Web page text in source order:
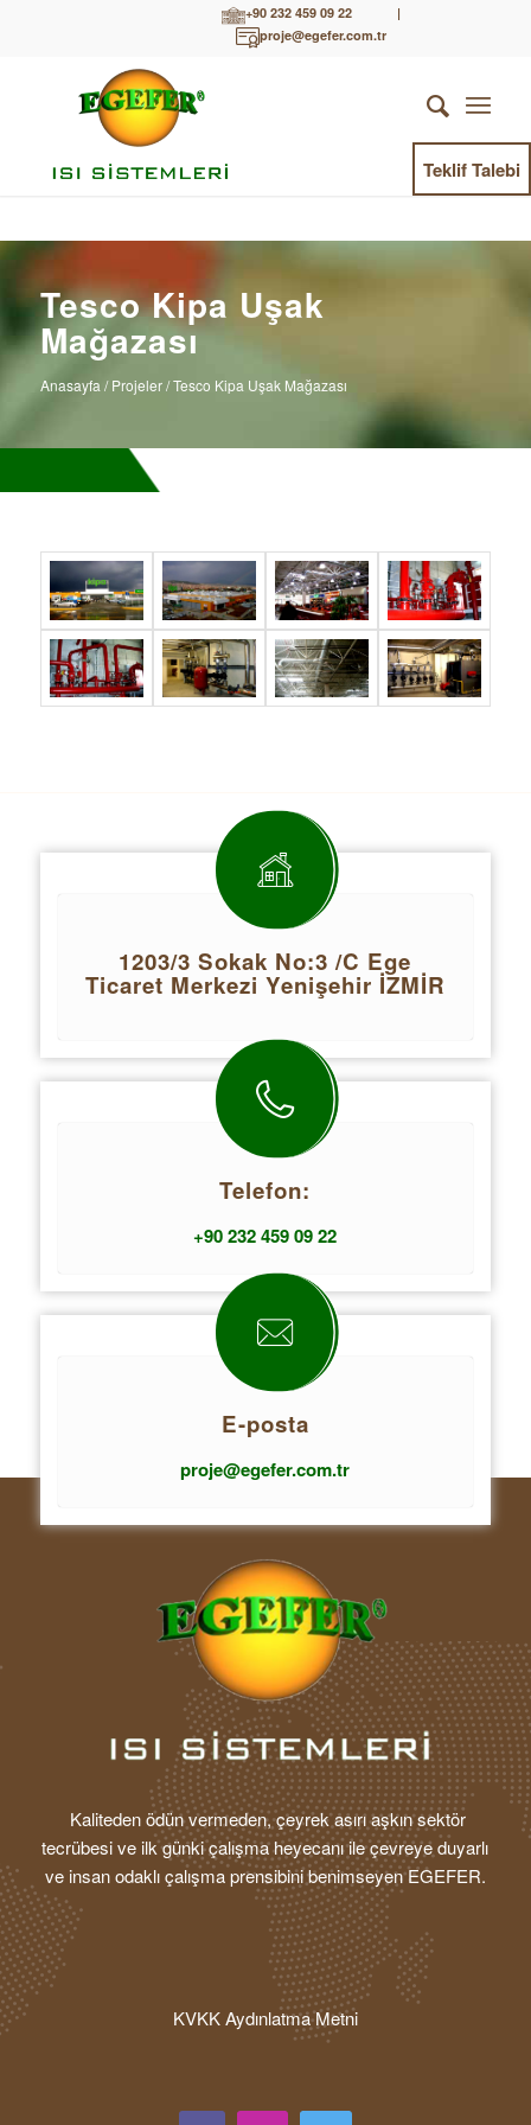
+90 232 459 09 22
|
proje@egefer.com.tr
Teklif Talebi
Tesco Kipa Uşak
Mağazası
Anasayfa / Projeler / Tesco Kipa Uşak Mağazası
1203/3 Sokak No:3 /C Ege
Ticaret Merkezi Yenişehir İZMİR
Telefon:
+90 232 459 09 22
E-posta
proje@egefer.com.tr
Kaliteden ödün vermeden, çeyrek asırı aşkın sektör
tecrübesi ve ilk günki çalışma heyecanı ile çevreye duyarlı
ve insan odaklı çalışma prensibini benimseyen EGEFER.
KVKK Aydınlatma Metni